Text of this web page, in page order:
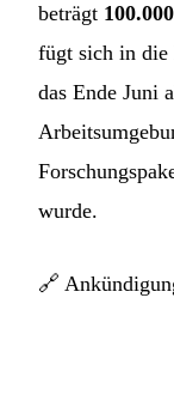
beträgt
fügt sich in die
das Ende Juni
wurde.
🔗